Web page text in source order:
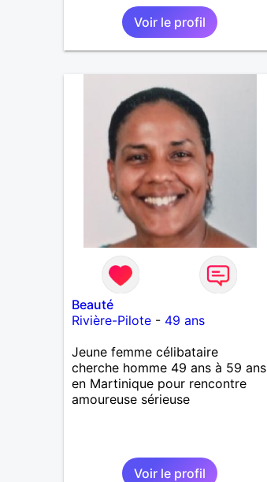
Voir le profil
Beauté
Rivière-Pilote- 49 ans
Jeune femme célibataire
cherche homme 49 ans à 59 ans
en Martinique pour rencontre
amoureuse sérieuse
Voir le profil